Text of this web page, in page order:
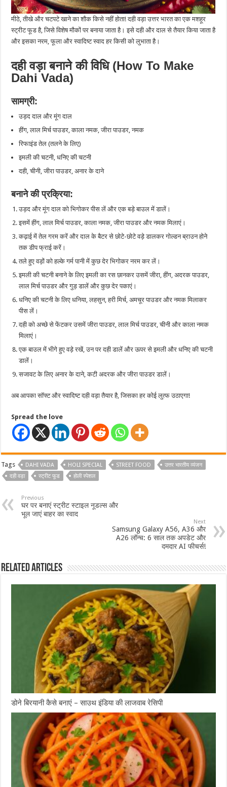
मीठे, तीखे और चटपटे खाने का शौक किसे नहीं होता! दही वड़ा उत्तर भारत का एक मशहूर
स्ट्रीट फूड है, जिसे विशेष मौकों पर बनाया जाता है। इसे दही और दाल से तैयार किया जाता है
और इसका नरम, फूला और स्वादिष्ट स्वाद हर किसी को लुभाता है।
दही वड़ा बनाने की विधि (How To Make
Dahi Vada)
सामग्री:
उड़द दाल और मूंग दाल
हींग, लाल मिर्च पाउडर, काला नमक, जीरा पाउडर, नमक
रिफाइंड तेल (तलने के लिए)
इमली की चटनी, धनिए की चटनी
दही, चीनी, जीरा पाउडर, अनार के दाने
बनाने की प्रक्रिया:
उड़द और मूंग दाल को भिगोकर पीस लें और एक बड़े बाउल में डालें।
इसमें हींग, लाल मिर्च पाउडर, काला नमक, जीरा पाउडर और नमक मिलाएं।
कढ़ाई में तेल गरम करें और दाल के बैटर से छोटे-छोटे वड़े डालकर गोल्डन ब्राउन होने
तक डीप फ्राई करें।
तले हुए वड़ों को हल्के गर्म पानी में कुछ देर भिगोकर नरम कर लें।
इमली की चटनी बनाने के लिए इमली का रस छानकर उसमें जीरा, हींग, अदरक पाउडर,
लाल मिर्च पाउडर और गुड़ डालें और कुछ देर पकाएं।
धनिए की चटनी के लिए धनिया, लहसुन, हरी मिर्च, अमचूर पाउडर और नमक मिलाकर
पीस लें।
दही को अच्छे से फेंटकर उसमें जीरा पाउडर, लाल मिर्च पाउडर, चीनी और काला नमक
मिलाएं।
एक बाउल में भीगे हुए वड़े रखें, उन पर दही डालें और ऊपर से इमली और धनिए की चटनी
डालें।
सजावट के लिए अनार के दाने, कटी अदरक और जीरा पाउडर डालें।
अब आपका सॉफ्ट और स्वादिष्ट दही वड़ा तैयार है, जिसका हर कोई लुत्फ उठाएगा!
Spread the love
Tags DAHI VADA HOLI SPECIAL STREET FOOD
उत्तर भारतीय व्यंजन
दही वड़ा
स्ट्रीट फूड होली स्पेशल
Previous
घर पर बनाएं स्ट्रीट स्टाइल नूडल्स और
भूल जाएं बाहर का स्वाद
Next
Samsung Galaxy A56, A36 और
A26 लॉन्च: 6 साल तक अपडेट और
दमदार AI फीचर्स!
Related Articles
डोने बिरयानी कैसे बनाएं – साउथ इंडिया की लाजवाब रेसिपी